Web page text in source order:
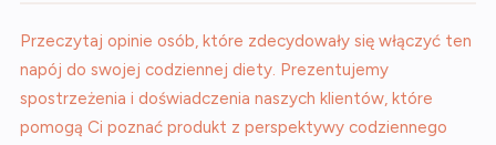
Przeczytaj opinie osób, które zdecydowały się włączyć ten
napój do swojej codziennej diety. Prezentujemy
spostrzeżenia i doświadczenia naszych klientów, które
pomogą Ci poznać produkt z perspektywy codziennego